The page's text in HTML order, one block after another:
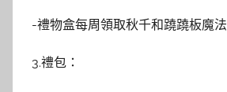
-禮物盒每周領取秋千和蹺蹺板魔法
3.禮包：